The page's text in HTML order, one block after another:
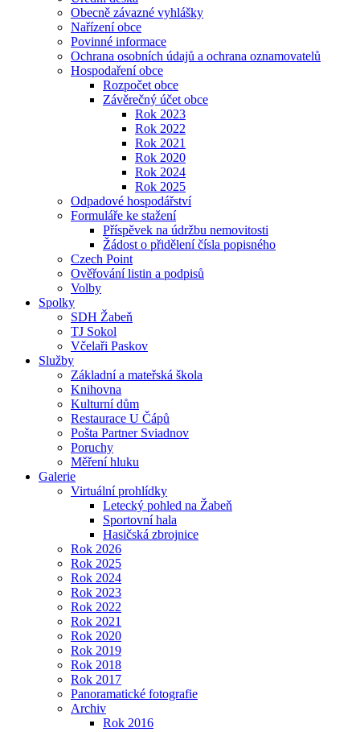
Obecně závazné vyhlášky
Nařízení obce
Povinné informace
Ochrana osobních údajů a ochrana oznamovatelů
Hospodaření obce
Rozpočet obce
Závěrečný účet obce
Rok 2023
Rok 2022
Rok 2021
Rok 2020
Rok 2024
Rok 2025
Odpadové hospodářství
Formuláře ke stažení
Příspěvek na údržbu nemovitosti
Žádost o přidělení čísla popisného
Czech Point
Ověřování listin a podpisů
Volby
Spolky
SDH Žabeň
TJ Sokol
Včelaři Paskov
Služby
Základní a mateřská škola
Knihovna
Kulturní dům
Restaurace U Čápů
Pošta Partner Sviadnov
Poruchy
Měření hluku
Galerie
Virtuální prohlídky
Letecký pohled na Žabeň
Sportovní hala
Hasičská zbrojnice
Rok 2026
Rok 2025
Rok 2024
Rok 2023
Rok 2022
Rok 2021
Rok 2020
Rok 2019
Rok 2018
Rok 2017
Panoramatické fotografie
Archiv
Rok 2016